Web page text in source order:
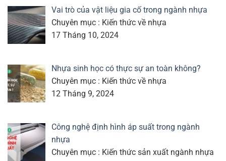
Vai trò của vật liệu gia cố trong ngành nhựa
Chuyên mục : Kiến thức về nhựa
17 Tháng 10, 2024
Nhựa sinh học có thực sự an toàn không?
Chuyên mục : Kiến thức về nhựa
12 Tháng 9, 2024
Công nghệ định hình áp suất trong ngành
nhựa
Chuyên mục : Kiến thức sản xuất ngành nhựa